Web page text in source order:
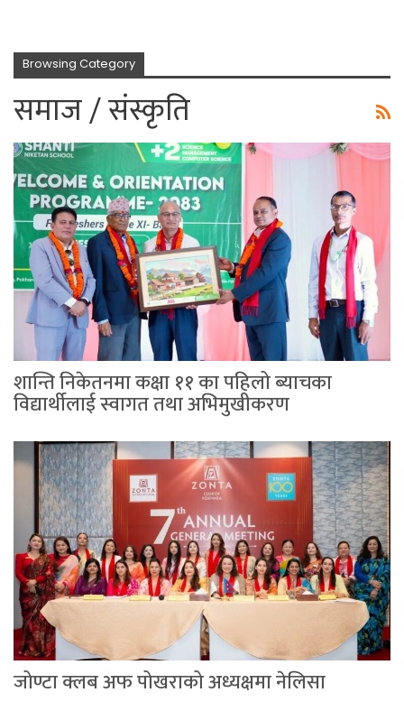
Browsing Category
समाज / संस्कृति
शान्ति निकेतनमा कक्षा ११ का पहिलो ब्याचका
विद्यार्थीलाई स्वागत तथा अभिमुखीकरण
जोण्टा क्लब अफ पोखराको अध्यक्षमा नेलिसा